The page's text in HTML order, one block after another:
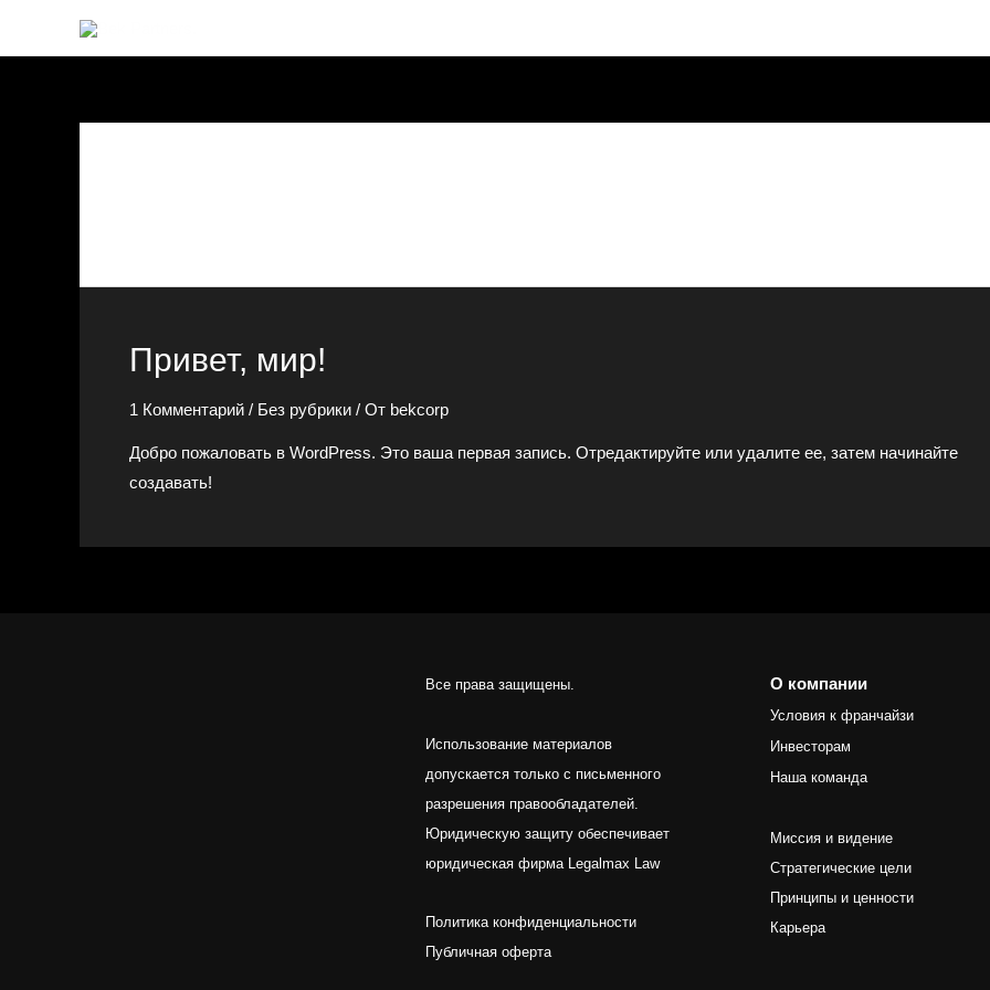
Привет, мир!
1 Комментарий / Без рубрики / От bekcorp
Добро пожаловать в WordPress. Это ваша первая запись. Отредактируйте или удалите ее, затем начинайте
создавать!
Все права защищены.
Использование материалов
допускается только с письменного
разрешения правообладателей.
Юридическую защиту обеспечивает
юридическая фирма Legalmax Law
Политика конфиденциальности
Публичная оферта
О компании
Условия к франчайзи
Инвесторам
Наша команда
Миссия и видение
Стратегические цели
Принципы и ценности
Карьера